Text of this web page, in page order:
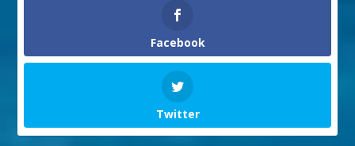
Facebook
Twitter